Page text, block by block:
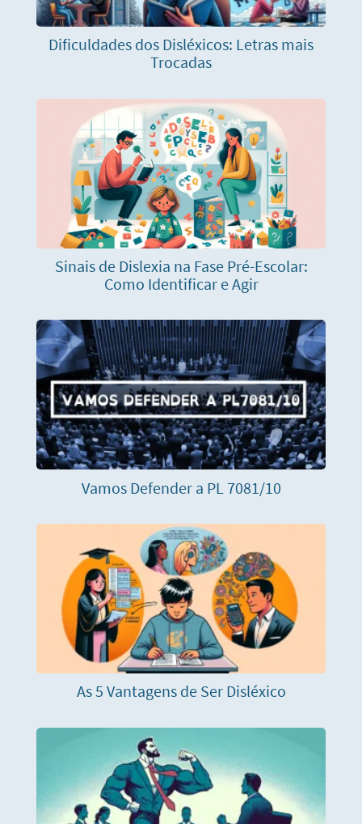
Dificuldades dos Disléxicos: Letras mais
Trocadas
Sinais de Dislexia na Fase Pré-Escolar:
Como Identificar e Agir
Vamos Defender a PL 7081/10
As 5 Vantagens de Ser Disléxico